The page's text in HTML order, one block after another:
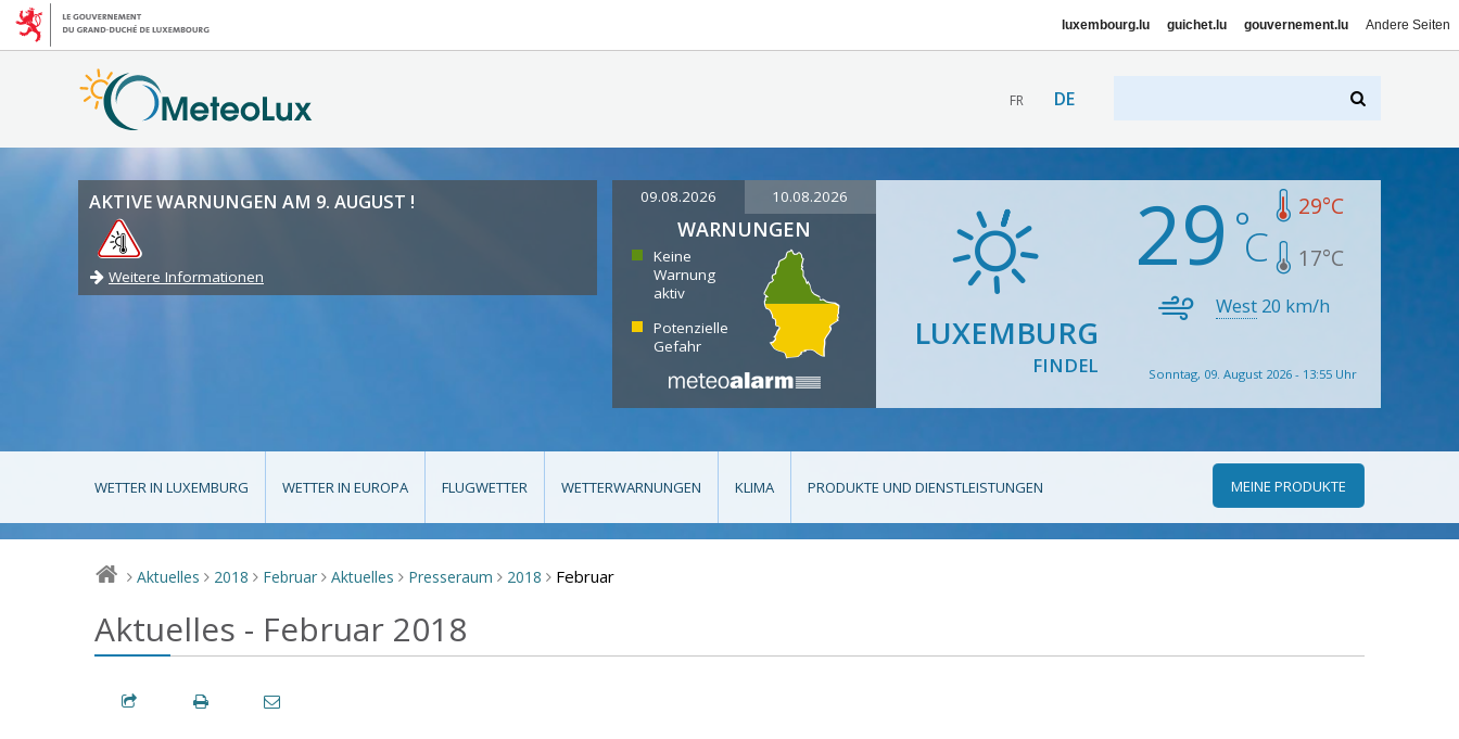
luxembourg.lu guichet.lu gouvernement.lu Andere Seiten
FR DE
AKTIVE WARNUNGEN AM 9. AUGUST !
Weitere Informationen
09.08.2026 10.08.2026
WARNUNGEN
Keine
Warnung
aktiv
Potenzielle
Gefahr
LUXEMBURG
FINDEL
29 29°C
17°C
West 20 km/h
Sonntag, 09. August 2026 - 13:55 Uhr
WETTER IN LUXEMBURG WETTER IN EUROPA FLUGWETTER WETTERWARNUNGEN KLIMA PRODUKTE UND DIENSTLEISTUNGEN MEINE PRODUKTE
> Aktuelles > 2018 > Februar > Aktuelles > Presseraum > 2018 > Februar
Aktuelles - Februar 2018